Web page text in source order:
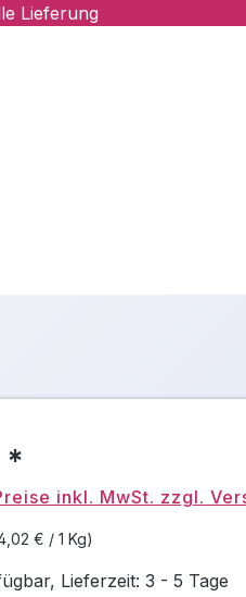
Lieferung
*
inkl. MwSt. zzgl.
€ / 1 Kg)
Lieferzeit: 3 - 5 Tage